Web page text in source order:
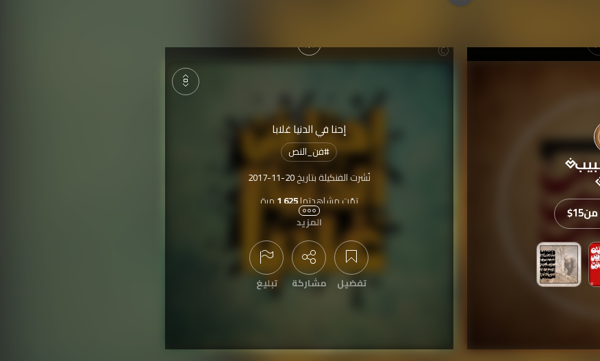
من$15
إحنا في الدنيا غلابا
#فن_النص
نُشرت الفنكيلة بتاريخ2017-11-20
تمّت مشاهدتها1,625مرة
المزيد
تفضيل مشاركة تبليغ